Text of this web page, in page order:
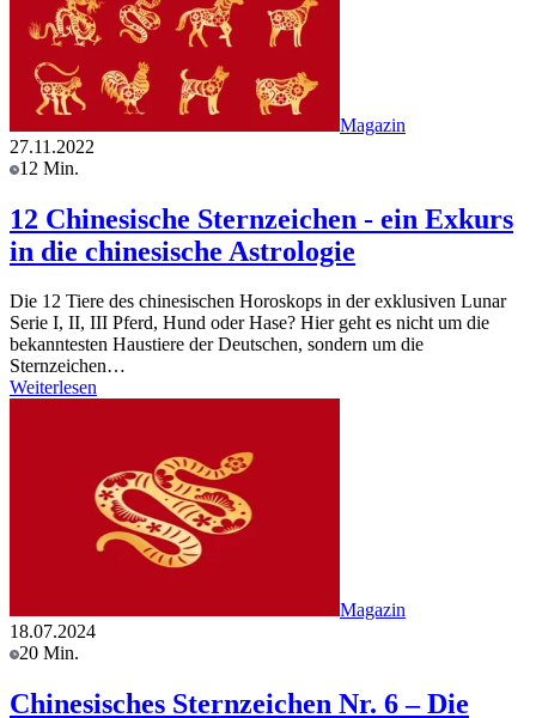
Magazin
27.11.2022
12 Min.
12 Chinesische Sternzeichen - ein Exkurs
in die chinesische Astrologie
Die 12 Tiere des chinesischen Horoskops in der exklusiven Lunar
Serie I, II, III Pferd, Hund oder Hase? Hier geht es nicht um die
bekanntesten Haustiere der Deutschen, sondern um die
Sternzeichen…
Weiterlesen
Magazin
18.07.2024
20 Min.
Chinesisches Sternzeichen Nr. 6 – Die